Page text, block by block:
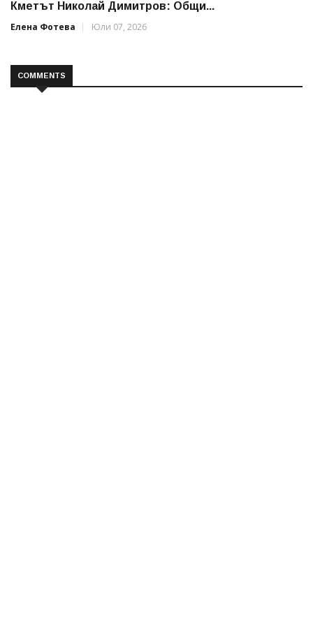
Кметът Николай Димитров: Общи...
Елена Фотева
Юли 07, 2026
COMMENTS